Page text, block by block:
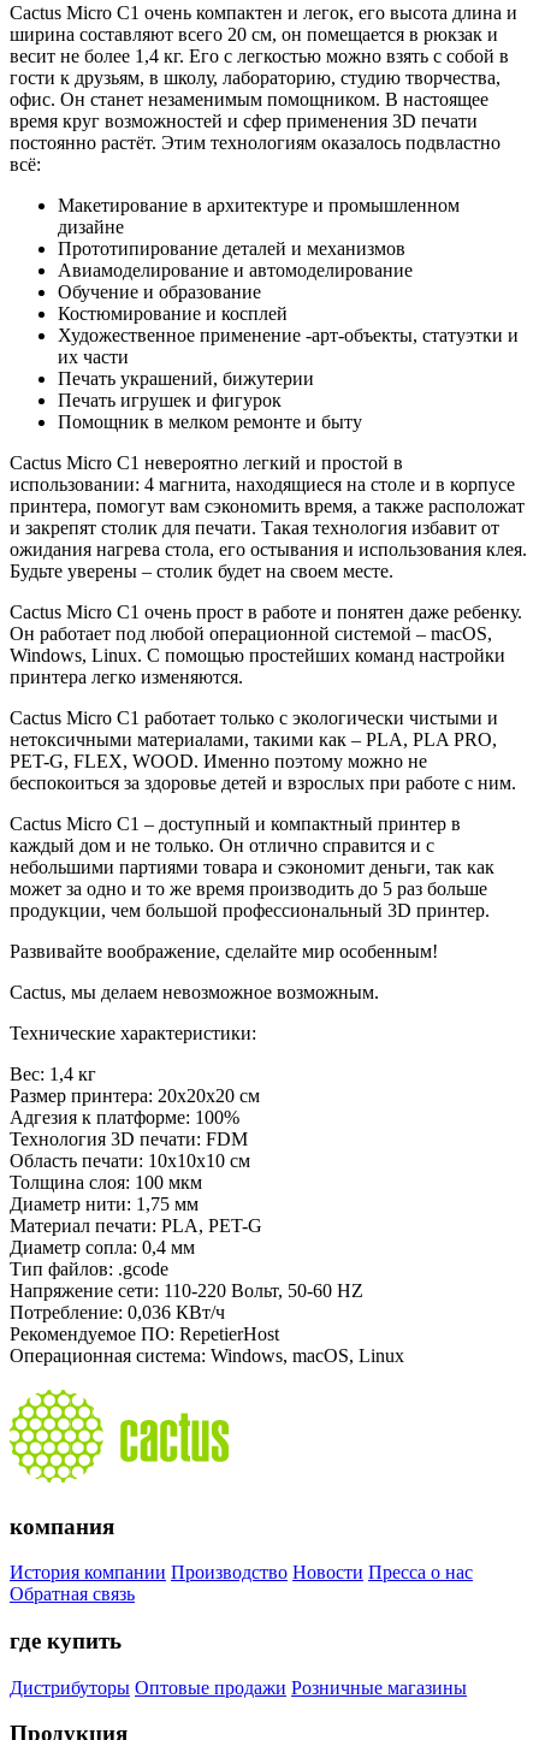
Cactus Micro C1 очень компактен и легок, его высота длина и
ширина составляют всего 20 см, он помещается в рюкзак и
весит не более 1,4 кг. Его с легкостью можно взять с собой в
гости к друзьям, в школу, лабораторию, студию творчества,
офис. Он станет незаменимым помощником. В настоящее
время круг возможностей и сфер применения 3D печати
постоянно растёт. Этим технологиям оказалось подвластно
всё:
Макетирование в архитектуре и промышленном
дизайне
Прототипирование деталей и механизмов
Авиамоделирование и автомоделирование
Обучение и образование
Костюмирование и косплей
Художественное применение -арт-объекты, статуэтки и
их части
Печать украшений, бижутерии
Печать игрушек и фигурок
Помощник в мелком ремонте и быту
Cactus Micro C1 невероятно легкий и простой в
использовании: 4 магнита, находящиеся на столе и в корпусе
принтера, помогут вам сэкономить время, а также расположат
и закрепят столик для печати. Такая технология избавит от
ожидания нагрева стола, его остывания и использования клея.
Будьте уверены – столик будет на своем месте.
Cactus Micro C1 очень прост в работе и понятен даже ребенку.
Он работает под любой операционной системой – macOS,
Windows, Linux. С помощью простейших команд настройки
принтера легко изменяются.
Cactus Micro C1 работает только с экологически чистыми и
нетоксичными материалами, такими как – PLA, PLA PRO,
PET-G, FLEX, WOOD. Именно поэтому можно не
беспокоиться за здоровье детей и взрослых при работе с ним.
Cactus Micro C1 – доступный и компактный принтер в
каждый дом и не только. Он отлично справится и с
небольшими партиями товара и сэкономит деньги, так как
может за одно и то же время производить до 5 раз больше
продукции, чем большой профессиональный 3D принтер.
Развивайте воображение, сделайте мир особенным!
Cactus, мы делаем невозможное возможным.
Технические характеристики:
Вес: 1,4 кг
Размер принтера: 20х20х20 см
Адгезия к платформе: 100%
Технология 3D печати: FDM
Область печати: 10х10х10 см
Толщина слоя: 100 мкм
Диаметр нити: 1,75 мм
Материал печати: PLA, PET-G
Диаметр сопла: 0,4 мм
Тип файлов: .gcode
Напряжение сети: 110-220 Вольт, 50-60 HZ
Потребление: 0,036 КВт/ч
Рекомендуемое ПО: RepetierHost
Операционная система: Windows, macOS, Linux
компания
История компании Производство Новости Пресса о нас
Обратная связь
где купить
Дистрибуторы Оптовые продажи Розничные магазины
Продукция